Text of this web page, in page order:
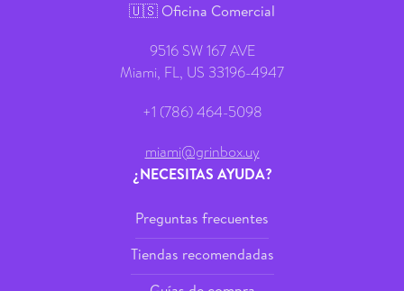
🇺🇸 Oficina Comercial
9516 SW 167 AVE
Miami, FL, US 33196-4947
+1 (786) 464-5098
miami@grinbox.uy
¿NECESITAS AYUDA?
Preguntas frecuentes
Tiendas recomendadas